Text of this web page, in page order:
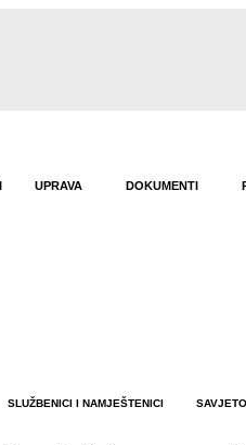
UPRAVA DOKUMENTI
SLUŽBENICI I NAMJEŠTENICI